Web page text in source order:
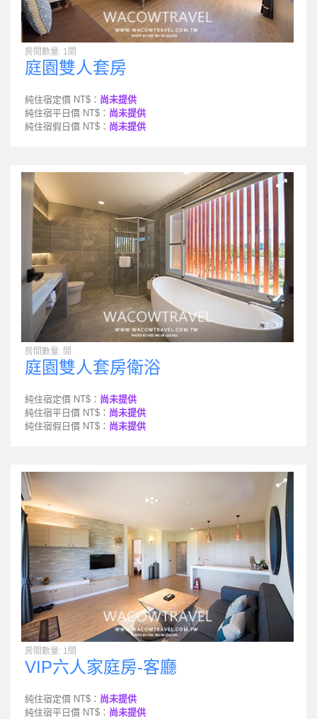
房間數量: 1間
庭園雙人套房
純住宿定價 NT$： 尚未提供
純住宿平日價 NT$： 尚未提供
純住宿假日價 NT$： 尚未提供
房間數量: 間
庭園雙人套房衛浴
純住宿定價 NT$： 尚未提供
純住宿平日價 NT$： 尚未提供
純住宿假日價 NT$： 尚未提供
房間數量: 1間
VIP六人家庭房-客廳
純住宿定價 NT$： 尚未提供
純住宿平日價 NT$： 尚未提供